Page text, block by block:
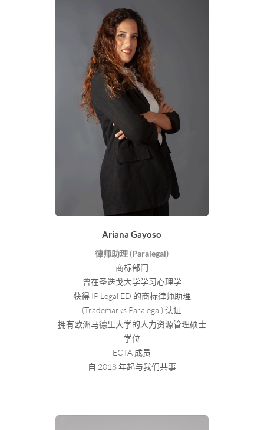
Ariana Gayoso
律师助理 (Paralegal)
商标部门
曾在圣迭戈大学学习心理学
获得 IP Legal ED 的商标律师助理
(Trademarks Paralegal) 认证
拥有欧洲马德里大学的人力资源管理硕士
学位
ECTA 成员
自 2018 年起与我们共事